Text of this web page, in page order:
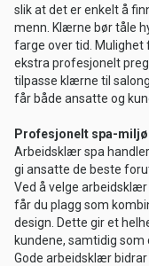
slik at det er enkelt å
menn. Klærne bør tåle
farge over tid. Mulighet
ekstra profesjonelt
tilpasse klærne til
får både ansatte og
Profesjonelt spa-
Arbeidsklær spa
gi ansatte de beste
Ved å velge
får du plagg som
design. Dette gir et
kundene, samtidig
Gode arbeidsklær